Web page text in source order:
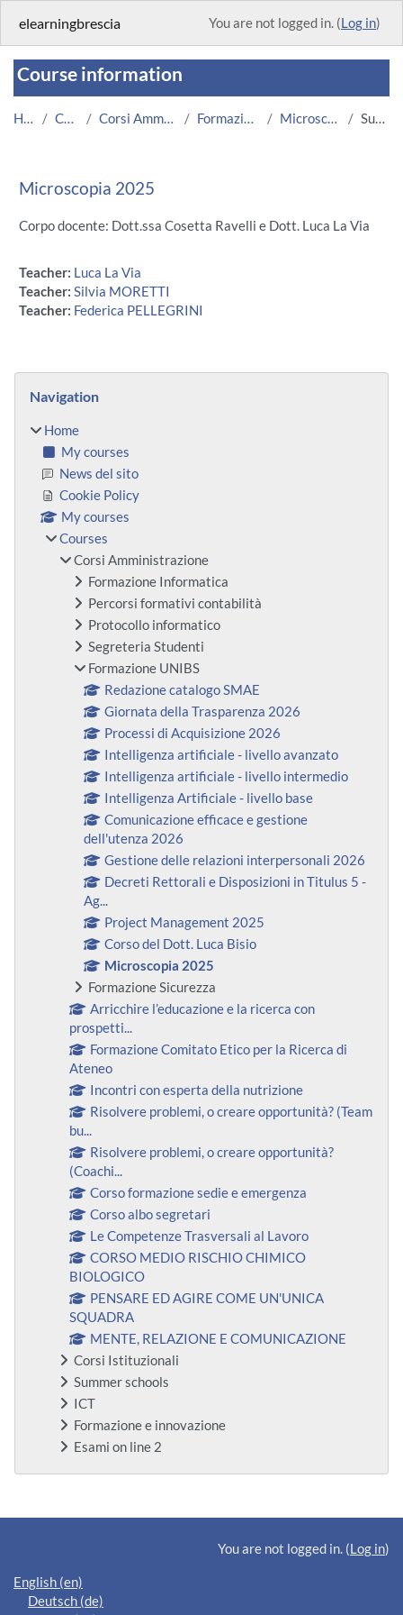
elearningbrescia You are not logged in. (Log in)
Course information
Home Courses Corsi Amministrazione Formazione UNIBS Microscopia 2025 Summary
Microscopia 2025
Corpo docente: Dott.ssa Cosetta Ravelli e Dott. Luca La Via
Teacher: Luca La Via
Teacher: Silvia MORETTI
Teacher: Federica PELLEGRINI
Blocks
Navigation
Home
My courses
News del sito
Cookie Policy
My courses
Courses
Corsi Amministrazione
Formazione Informatica
Percorsi formativi contabilità
Protocollo informatico
Segreteria Studenti
Formazione UNIBS
Redazione catalogo SMAE
Giornata della Trasparenza 2026
Processi di Acquisizione 2026
Intelligenza artificiale - livello avanzato
Intelligenza artificiale - livello intermedio
Intelligenza Artificiale - livello base
Comunicazione efficace e gestione
dell'utenza 2026
Gestione delle relazioni interpersonali 2026
Decreti Rettorali e Disposizioni in Titulus 5 -
Ag...
Project Management 2025
Corso del Dott. Luca Bisio
Microscopia 2025
Formazione Sicurezza
Arricchire l’educazione e la ricerca con
prospetti...
Formazione Comitato Etico per la Ricerca di
Ateneo
Incontri con esperta della nutrizione
Risolvere problemi, o creare opportunità? (Team
bu...
Risolvere problemi, o creare opportunità?
(Coachi...
Corso formazione sedie e emergenza
Corso albo segretari
Le Competenze Trasversali al Lavoro
CORSO MEDIO RISCHIO CHIMICO
BIOLOGICO
PENSARE ED AGIRE COME UN'UNICA
SQUADRA
MENTE, RELAZIONE E COMUNICAZIONE
Corsi Istituzionali
Summer schools
ICT
Formazione e innovazione
Esami on line 2
Supplementary blocks
You are not logged in. (Log in)
English ‎(en)‎
Deutsch ‎(de)‎